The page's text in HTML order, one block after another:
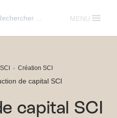
MENU
SCI
Création SCI
de capital SCI
capital SCI